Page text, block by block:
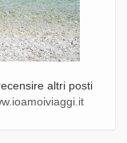
altri posti